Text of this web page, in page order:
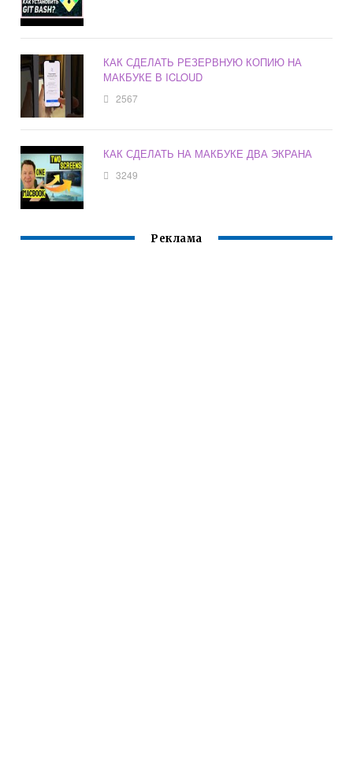
КАК СДЕЛАТЬ РЕЗЕРВНУЮ КОПИЮ НА
МАКБУКЕ В ICLOUD
2567
КАК СДЕЛАТЬ НА МАКБУКЕ ДВА ЭКРАНА
3249
Реклама